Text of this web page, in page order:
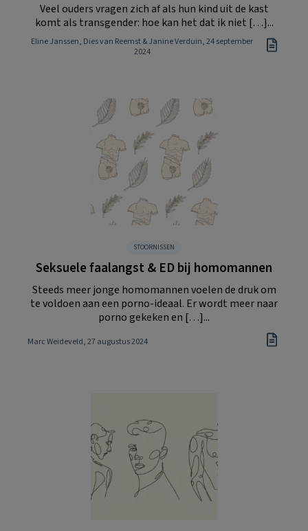
Veel ouders vragen zich af als hun kind uit de kast
komt als transgender: hoe kan het dat ik niet […]...
Eline Janssen, Dies van Reemst & Janine Verduin, 24 september
2024
STOORNISSEN
Seksuele faalangst & ED bij homomannen
Steeds meer jonge homomannen voelen de druk om
te voldoen aan een porno-ideaal. Er wordt meer naar
porno gekeken en […]...
Marc Weideveld, 27 augustus 2024